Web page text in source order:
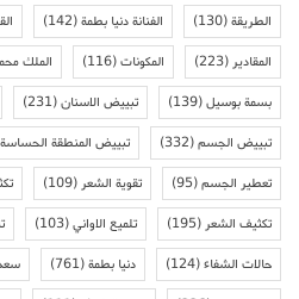
الطريقة(130) الفنانة دنيا بطمة(142)
المقادير(223) المكونات(116) الملك
بسمة بوسيل(139) تبييض الاسنان(231)
تبييض الجسم(332) تبييض المنطقة الحساسة
تعطير الجسم(95) تقوية الشعر(109)
تكثيف الشعر(195) تلميع الاواني(103)
حالات الشفاء(124) دنيا بطمة(761)